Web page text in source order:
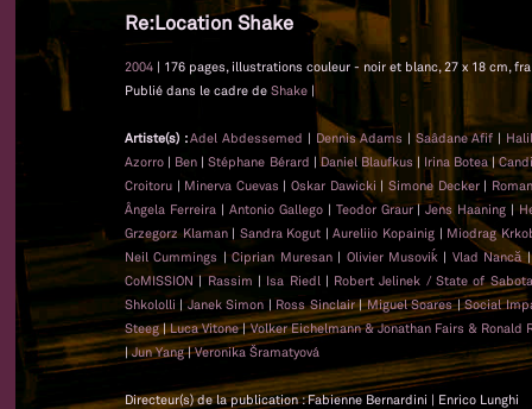
Re:Location Shake
2004 | 176 pages, illustrations couleur - noir et blanc, 27 x 18 cm,
Publié dans le cadre de Shake |
Artiste(s) :Adel Abdessemed | Dennis Adams | Saâdane Afif |
Azorro | Ben |Stéphane Bérard |Daniel Blaufkus | Irina Botea|
Croitoru | Minerva Cuevas |Oskar Dawicki | Simone Decker|
Ângela Ferreira | Antonio Gallego| Teodor Graur|Jens Haaning |
Grzegorz Klaman| Sandra Kogut |Aureliio Kopainig | Miodrag
Neil Cummings |Ciprian Muresan| Olivier Musoviḱ | Vlad Nancă
CoMISSION |Rassim | Isa Riedl | Robert Jelinek / State of
Shkololli |Janek Simon | Ross Sinclair|Miguel Soares|Social
Steeg|Luca Vitone|Volker Eichelmann & Jonathan Fairs & Ronald
|Jun Yang|Veronika Šramatyová
Directeur(s) de la publication : Fabienne Bernardini | Enrico Lunghi